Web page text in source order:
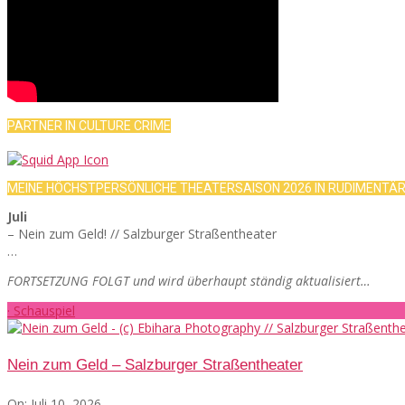
PARTNER IN CULTURE CRIME
MEINE HÖCHSTPERSÖNLICHE THEATERSAISON 2026 IN
Juli
– Nein zum Geld! // Salzburger Straßentheater
…
FORTSETZUNG FOLGT und wird überhaupt ständig aktualisiert…
· Schauspiel
Nein zum Geld – Salzburger Straßentheater